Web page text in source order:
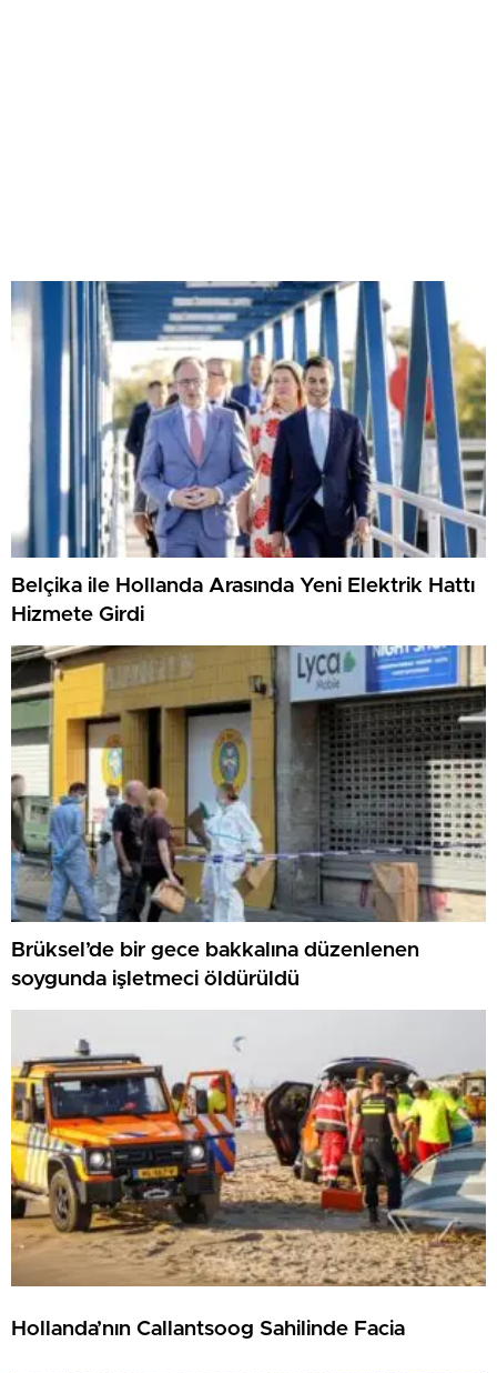
Belçika ile Hollanda Arasında Yeni Elektrik Hattı
Hizmete Girdi
Brüksel’de bir gece bakkalına düzenlenen
soygunda işletmeci öldürüldü
Hollanda’nın Callantsoog Sahilinde Facia